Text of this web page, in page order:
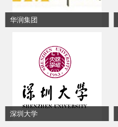
华润集团
深圳大学